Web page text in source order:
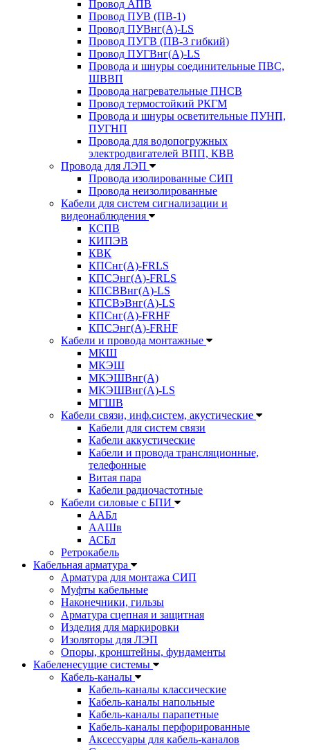
Провод АПВ
Провод ПУВ (ПВ-1)
Провод ПУВнг(А)-LS
Провод ПУГВ (ПВ-3 гибкий)
Провод ПУГВнг(А)-LS
Провода и шнуры соединительные ПВС,
ШВВП
Провода нагревательные ПНСВ
Провод термостойкий РКГМ
Провода и шнуры осветительные ПУНП,
ПУГНП
Провода для водопогружных
электродвигателей ВПП, КВВ
Провода для ЛЭП
Провода изолированные СИП
Провода неизолированные
Кабели для систем сигнализации и
видеонаблюдения
КСПВ
КИПЭВ
КВК
КПСнг(А)-FRLS
КПСЭнг(А)-FRLS
КПСВВнг(А)-LS
КПСВэВнг(А)-LS
КПСнг(А)-FRHF
КПСЭнг(А)-FRHF
Кабели и провода монтажные
МКШ
МКЭШ
МКЭШВнг(А)
МКЭШВнг(А)-LS
МГШВ
Кабели связи, инф.систем, акустические
Кабели для систем связи
Кабели аккустические
Кабели и провода трансляционные,
телефонные
Витая пара
Кабели радиочастотные
Кабели силовые с БПИ
ААБл
ААШв
АСБл
Ретрокабель
Кабельная арматура
Арматура для монтажа СИП
Муфты кабельные
Наконечники, гильзы
Арматура сцепная и защитная
Изделия для маркировки
Изоляторы для ЛЭП
Опоры, кронштейны, фундаменты
Кабеленесущие системы
Кабель-каналы
Кабель-каналы классические
Кабель-каналы напольные
Кабель-каналы парапетные
Кабель-каналы перфорированные
Аксессуары для кабель-каналов